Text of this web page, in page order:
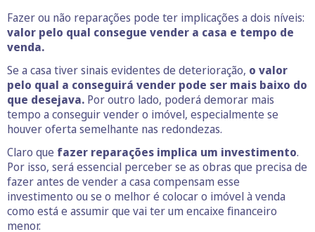
Fazer ou não reparações pode ter implicações a dois níveis:
valor pelo qual consegue vender a casa e tempo de
venda.
Se a casa tiver sinais evidentes de deterioração, o valor
pelo qual a conseguirá vender pode ser mais baixo do
que desejava. Por outro lado, poderá demorar mais
tempo a conseguir vender o imóvel, especialmente se
houver oferta semelhante nas redondezas.
Claro que fazer reparações implica um investimento.
Por isso, será essencial perceber se as obras que precisa de
fazer antes de vender a casa compensam esse
investimento ou se o melhor é colocar o imóvel à venda
como está e assumir que vai ter um encaixe financeiro
menor.